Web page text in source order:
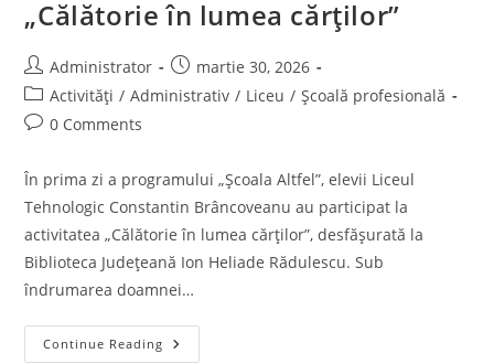
„Călătorie în lumea cărților”
Post
author:
Administrator
Post
published:
martie 30, 2026
Post
category:
Activități / Administrativ / Liceu / Școală profesională
Post0 Comments
În prima zi a programului „Școala Altfel”, elevii Liceul
Tehnologic Constantin Brâncoveanu au participat la
activitatea „Călătorie în lumea cărților”, desfășurată la
Biblioteca Județeană Ion Heliade Rădulescu. Sub
îndrumarea doamnei…
Continue Reading „Călătorie
În